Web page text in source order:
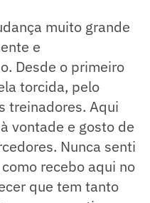
muito grande
e
Desde o primeiro
torcida, pelo
treinadores. Aqui
vontade e gosto de
Nunca senti
recebo aqui no
que tem tanto